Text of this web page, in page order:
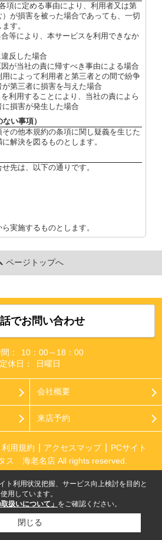
項に定める事由により、利用者又は第
が損害を被った場合であっても、一切
す。
合等により、本サービスを利用できなか
違反した場合
因が当社の責に帰すべき事由による場合
によって利用者と第三者との間で紛争
第三者に損害を与えた場合
を利用することにより、当社の責によら
損害が発生した場合
い事項）
の他本規約の条項に関し疑義を生じた
解決を図るものとします。
先は、以下の通りです。
実施するものとします。
ページトップへ
でお問い合わせ
：
10：00～18：00
定休日：
日曜日
会社概要
来店予約
利用規約 アクセスマップ
PCサイト
ス 海老名店 All rights reserved.
ト利用状況把握、サービス向上検討を目的と
用しています。
扱いについて」 をご確認ください。
閉じる